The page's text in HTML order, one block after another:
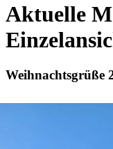
Aktuelle
Weihnachtsgrüße